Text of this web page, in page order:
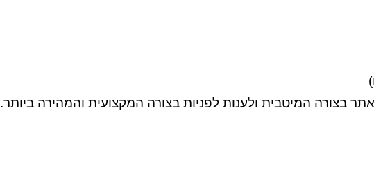
בצורה המיטבית ולענות לפניות בצורה המקצועית והמהירה ביותר.